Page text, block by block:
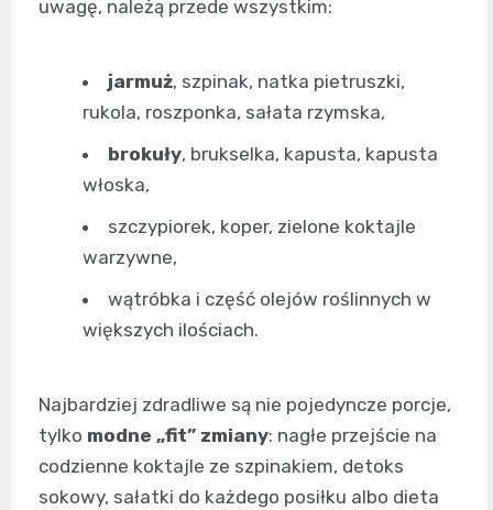
uwagę, należą przede wszystkim:
jarmuż, szpinak, natka pietruszki,
rukola, roszponka, sałata rzymska,
brokuły, brukselka, kapusta, kapusta
włoska,
szczypiorek, koper, zielone koktajle
warzywne,
wątróbka i część olejów roślinnych w
większych ilościach.
Najbardziej zdradliwe są nie pojedyncze porcje,
tylko modne „fit” zmiany: nagłe przejście na
codzienne koktajle ze szpinakiem, detoks
sokowy, sałatki do każdego posiłku albo dieta